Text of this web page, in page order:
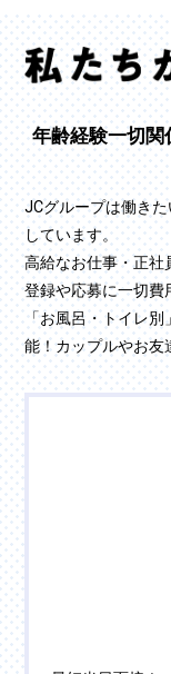
年齢経験一切関
JCグループは働き
しています。
高給なお仕事・正社
登録や応募に一切費
「お風呂・トイレ
能！カップルやお友